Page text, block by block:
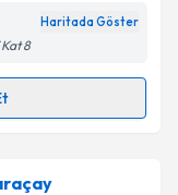
Aydınlatma
belirtilen
Haritada Göster
8
talebi